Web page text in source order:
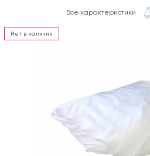
Все характеристики
Нет в наличии